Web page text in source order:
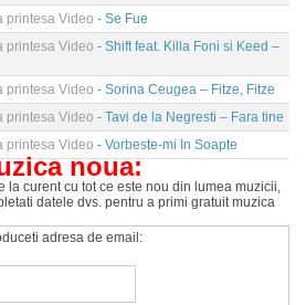
printesa Video - Se Fue
printesa Video - Shift feat. Killa Foni si Keed –
printesa Video - Sorina Ceugea – Fitze, Fitze
printesa Video - Tavi de la Negresti – Fara tine
printesa Video - Vorbeste-mi In Soapte
noua:
la curent cu tot ce este nou din lumea muzicii,
datele dvs. pentru a primi gratuit muzica
adresa de email: